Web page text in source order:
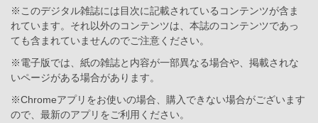
※このデジタル雑誌には目次に記載されているコンテンツが含ま
れています。それ以外のコンテンツは、本誌のコンテンツであっ
ても含まれていませんのでご注意ください。
※電子版では、紙の雑誌と内容が一部異なる場合や、掲載されな
いページがある場合があります。
※Chromeアプリをお使いの場合、購入できない場合がございます
ので、最新のアプリをご利用ください。